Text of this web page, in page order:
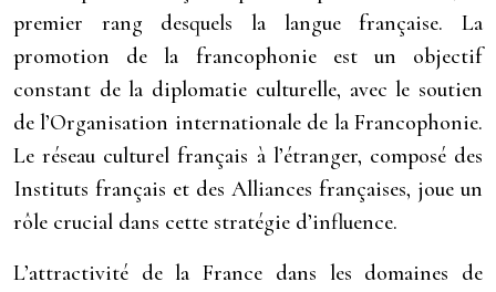
premier rang desquels la langue française. La
promotion de la francophonie est un objectif
constant de la diplomatie culturelle, avec le soutien
de l’Organisation internationale de la Francophonie.
Le réseau culturel français à l’étranger, composé des
Instituts français et des Alliances françaises, joue un
rôle crucial dans cette stratégie d’influence.
L’attractivité de la France dans les domaines de